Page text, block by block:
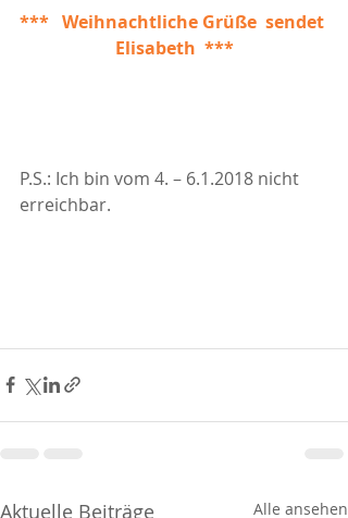
***   Weihnachtliche Grüße  sendet
Elisabeth  ***
P.S.: Ich bin vom 4. – 6.1.2018 nicht
erreichbar.
Aktuelle Beiträge Alle ansehen